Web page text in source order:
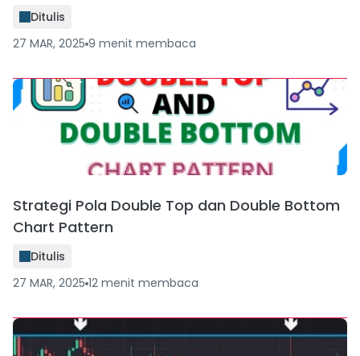
Ditulis
27 MAR, 2025 9 menit membaca
Strategi Pola Double Top dan Double Bottom
Chart Pattern
Ditulis
27 MAR, 2025 12 menit membaca